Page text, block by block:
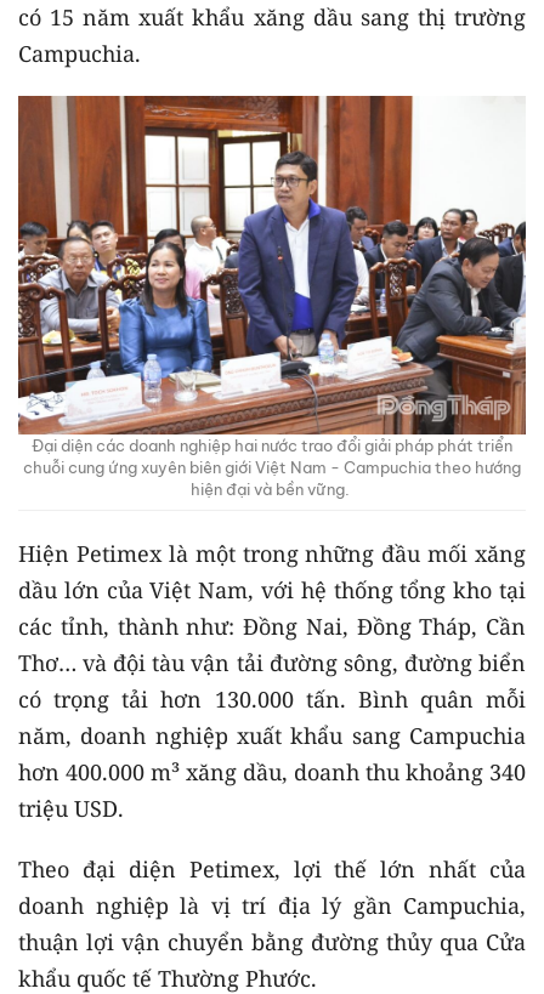
có 15 năm xuất khẩu xăng dầu sang thị trường
Campuchia.
Đại diện các doanh nghiệp hai nước trao đổi giải pháp phát triển
chuỗi cung ứng xuyên biên giới Việt Nam - Campuchia theo hướng
hiện đại và bền vững.
Hiện Petimex là một trong những đầu mối xăng
dầu lớn của Việt Nam, với hệ thống tổng kho tại
các tỉnh, thành như: Đồng Nai, Đồng Tháp, Cần
Thơ… và đội tàu vận tải đường sông, đường biển
có trọng tải hơn 130.000 tấn. Bình quân mỗi
năm, doanh nghiệp xuất khẩu sang Campuchia
hơn 400.000 m³ xăng dầu, doanh thu khoảng 340
triệu USD.
Theo đại diện Petimex, lợi thế lớn nhất của
doanh nghiệp là vị trí địa lý gần Campuchia,
thuận lợi vận chuyển bằng đường thủy qua Cửa
khẩu quốc tế Thường Phước.